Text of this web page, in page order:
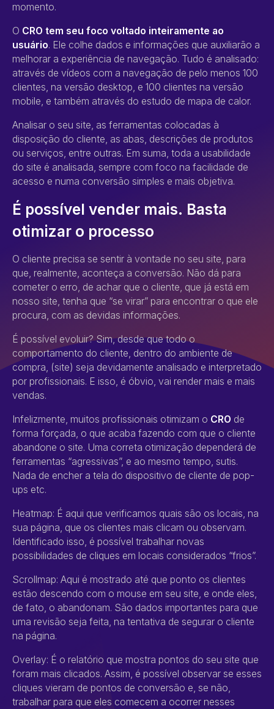
momento.
O CRO tem seu foco voltado inteiramente ao
usuário. Ele colhe dados e informações que auxiliarão a
melhorar a experiência de navegação. Tudo é analisado:
através de vídeos com a navegação de pelo menos 100
clientes, na versão desktop, e 100 clientes na versão
mobile, e também através do estudo de mapa de calor.
Analisar o seu site, as ferramentas colocadas à
disposição do cliente, as abas, descrições de produtos
ou serviços, entre outras. Em suma, toda a usabilidade
do site é analisada, sempre com foco na facilidade de
acesso e numa conversão simples e mais objetiva.
É possível vender mais. Basta
otimizar o processo
O cliente precisa se sentir à vontade no seu site, para
que, realmente, aconteça a conversão. Não dá para
cometer o erro, de achar que o cliente, que já está em
nosso site, tenha que “se virar” para encontrar o que ele
procura, com as devidas informações.
É possível evoluir? Sim, desde que todo o
comportamento do cliente, dentro do ambiente de
compra, (site) seja devidamente analisado e interpretado
por profissionais. E isso, é óbvio, vai render mais e mais
vendas.
Infelizmente, muitos profissionais otimizam o CRO de
forma forçada, o que acaba fazendo com que o cliente
abandone o site. Uma correta otimização dependerá de
ferramentas “agressivas”, e ao mesmo tempo, sutis.
Nada de encher a tela do dispositivo de cliente de pop-
ups etc.
Heatmap: É aqui que verificamos quais são os locais, na
sua página, que os clientes mais clicam ou observam.
Identificado isso, é possível trabalhar novas
possibilidades de cliques em locais considerados “frios”.
Scrollmap: Aqui é mostrado até que ponto os clientes
estão descendo com o mouse em seu site, e onde eles,
de fato, o abandonam. São dados importantes para que
uma revisão seja feita, na tentativa de segurar o cliente
na página.
Overlay: É o relatório que mostra pontos do seu site que
foram mais clicados. Assim, é possível observar se esses
cliques vieram de pontos de conversão e, se não,
trabalhar para que eles comecem a ocorrer nesses